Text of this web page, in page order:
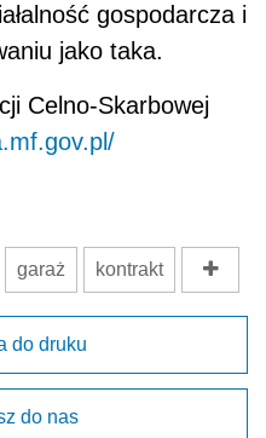
gospodarcza i
jako taka.
Celno-Skarbowej
garaż kontrakt
do druku
do nas